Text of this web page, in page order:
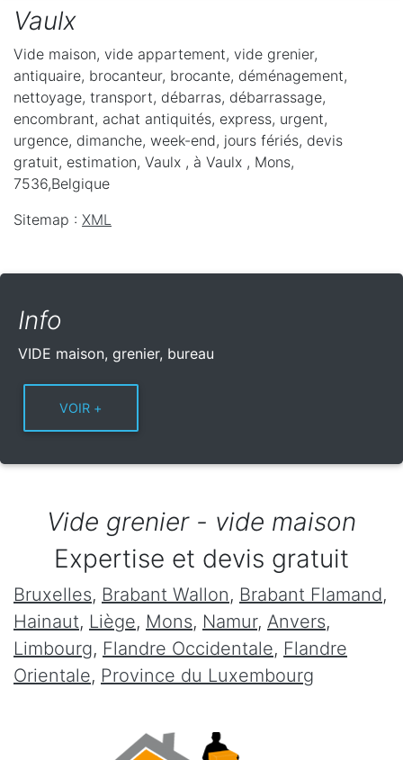
Vaulx
Vide maison, vide appartement, vide grenier,
antiquaire, brocanteur, brocante, déménagement,
nettoyage, transport, débarras, débarrassage,
encombrant, achat antiquités, express, urgent,
urgence, dimanche, week-end, jours fériés, devis
gratuit, estimation, Vaulx , à Vaulx , Mons,
7536,Belgique
Sitemap : XML
Info
VIDE maison, grenier, bureau
Vide grenier - vide maison
Expertise et devis gratuit
Bruxelles, Brabant Wallon, Brabant Flamand,
Hainaut, Liège, Mons, Namur, Anvers,
Limbourg, Flandre Occidentale, Flandre
Orientale, Province du Luxembourg